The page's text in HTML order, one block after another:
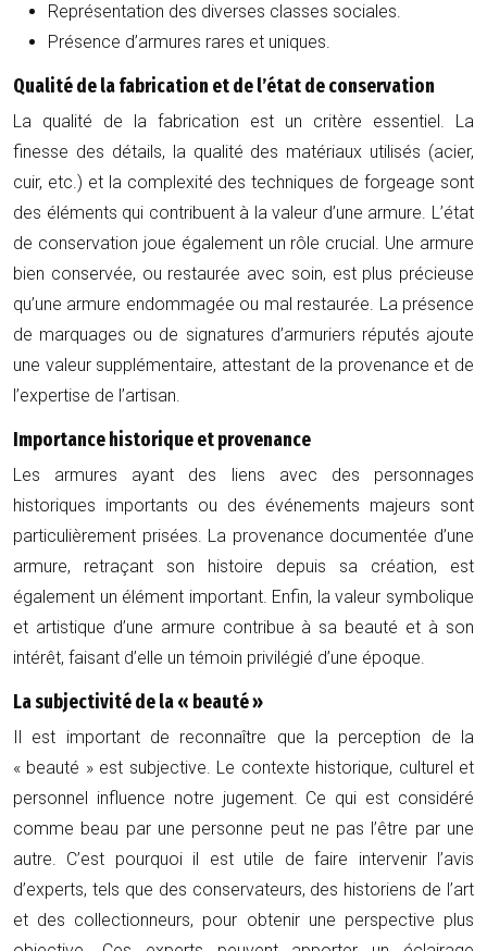
Représentation des diverses classes sociales.
Présence d’armures rares et uniques.
Qualité de la fabrication et de l’état de conservation
La qualité de la fabrication est un critère essentiel. La
finesse des détails, la qualité des matériaux utilisés (acier,
cuir, etc.) et la complexité des techniques de forgeage sont
des éléments qui contribuent à la valeur d’une armure. L’état
de conservation joue également un rôle crucial. Une armure
bien conservée, ou restaurée avec soin, est plus précieuse
qu’une armure endommagée ou mal restaurée. La présence
de marquages ou de signatures d’armuriers réputés ajoute
une valeur supplémentaire, attestant de la provenance et de
l’expertise de l’artisan.
Importance historique et provenance
Les armures ayant des liens avec des personnages
historiques importants ou des événements majeurs sont
particulièrement prisées. La provenance documentée d’une
armure, retraçant son histoire depuis sa création, est
également un élément important. Enfin, la valeur symbolique
et artistique d’une armure contribue à sa beauté et à son
intérêt, faisant d’elle un témoin privilégié d’une époque.
La subjectivité de la « beauté »
Il est important de reconnaître que la perception de la
« beauté » est subjective. Le contexte historique, culturel et
personnel influence notre jugement. Ce qui est considéré
comme beau par une personne peut ne pas l’être par une
autre. C’est pourquoi il est utile de faire intervenir l’avis
d’experts, tels que des conservateurs, des historiens de l’art
et des collectionneurs, pour obtenir une perspective plus